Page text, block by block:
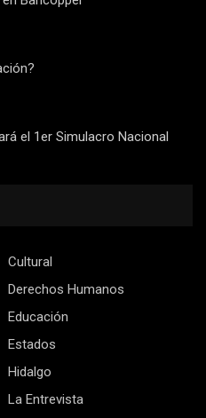
el 1er Simulacro Nacional
Cultural
Derechos Humanos
Educación
Estados
Hidalgo
La Entrevista